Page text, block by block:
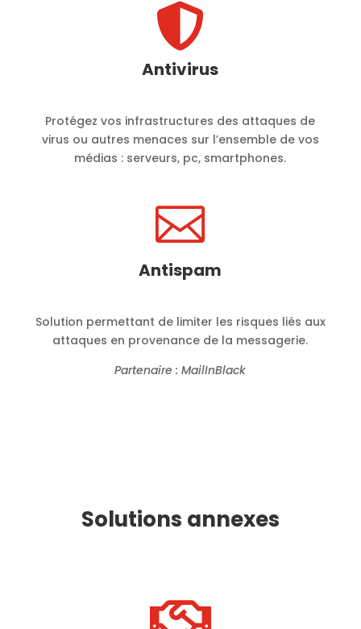

Antivirus
Protégez vos infrastructures des attaques de
virus ou autres menaces sur l’ensemble de vos
médias : serveurs, pc, smartphones.

Antispam
Solution permettant de limiter les risques liés aux
attaques en provenance de la messagerie.
Partenaire : MailInBlack
Solutions annexes
